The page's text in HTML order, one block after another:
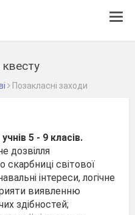
квесту
Позакласні заходи
5 - 9 класів.
дозвілля
скарбниці світової
інтереси, логічне
виявленню
здібностей;